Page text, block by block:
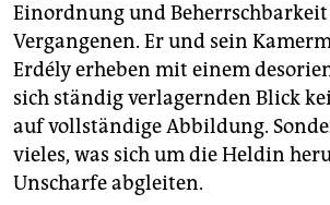
Einordnung und Beherrschbarkeit
Vergangenen. Er und sein
Erdély erheben mit einem
sich ständig verlagernden Blick
auf vollständige Abbildung.
vieles, was sich um die Heldin
Unscharfe abgleiten.